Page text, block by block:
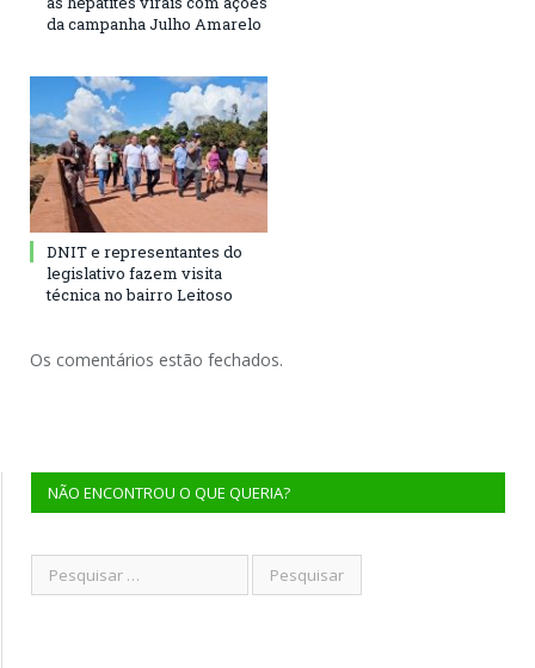
da campanha Julho Amarelo
DNIT e representantes do
legislativo fazem visita
técnica no bairro Leitoso
Os comentários estão fechados.
NÃO ENCONTROU O QUE QUERIA?